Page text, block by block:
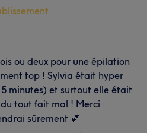
ou deux pour une épilation
top ! Sylvia était hyper
minutes) et surtout elle était
tout fait mal ! Merci
sûrement 💕